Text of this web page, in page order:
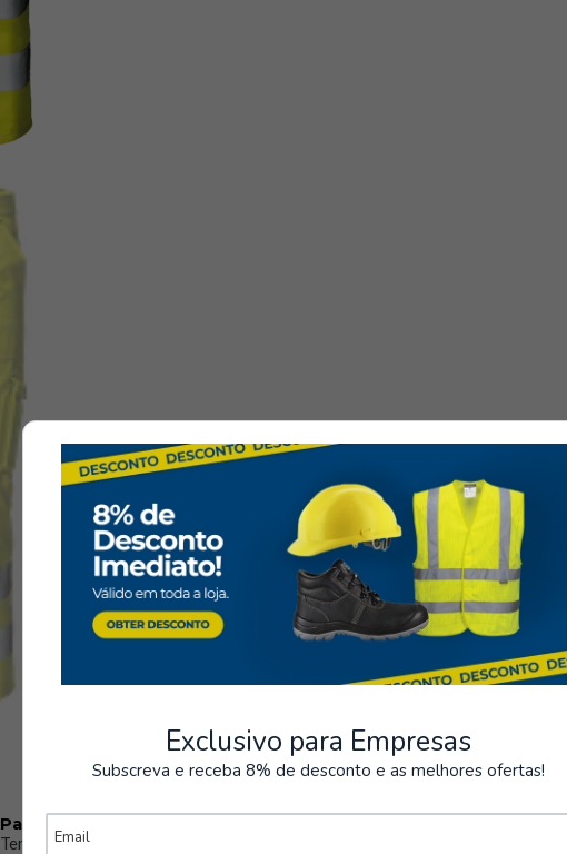
Pagamentos Seguros
Temos vários métodos de pagamento
Exclusivo para Empresas
Subscreva e receba 8% de desconto e as melhores ofertas!